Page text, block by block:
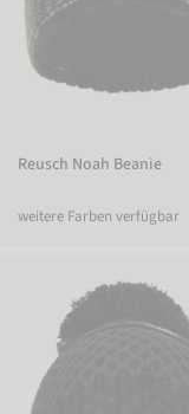
Reusch Noah Beanie
weitere Farben verfügbar